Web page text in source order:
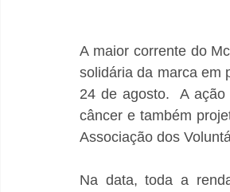
A maior corrente do
solidária da marca em
24 de agosto.  A
câncer e também
Associação dos
Na data, toda a